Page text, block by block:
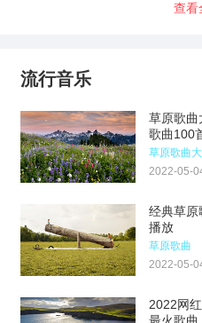
查看
流行音乐
草原歌曲
歌曲100
草原歌曲
2022-05-
经典草原
播放
草原歌曲
2022-05-
2022网